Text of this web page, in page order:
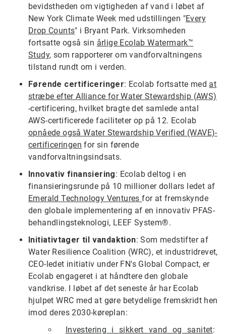
bevidstheden om vigtigheden af vand i løbet af
New York Climate Week med udstillingen "Every
Drop Counts" i Bryant Park. Virksomheden
fortsatte også sin årlige Ecolab Watermark™
Study, som rapporterer om vandforvaltningens
tilstand rundt om i verden.
Førende certificeringer: Ecolab fortsatte med at
stræbe efter Alliance for Water Stewardship (AWS)
-certificering, hvilket bragte det samlede antal
AWS-certificerede faciliteter op på 12. Ecolab
opnåede også Water Stewardship Verified (WAVE)-
certificeringen for sin førende
vandforvaltningsindsats.
Innovativ finansiering: Ecolab deltog i en
finansieringsrunde på 10 millioner dollars ledet af
Emerald Technology Venturesfor at fremskynde
den globale implementering af en innovativ PFAS-
behandlingsteknologi, LEEF System®.
Initiativtager til vandaktion: Som medstifter af
Water Resilience Coalition (WRC), et industridrevet,
CEO-ledet initiativ under FN's Global Compact, er
Ecolab engageret i at håndtere den globale
vandkrise. I løbet af det seneste år har Ecolab
hjulpet WRC med at gøre betydelige fremskridt hen
imod deres 2030-køreplan:
Investering i sikkert vand og sanitet: